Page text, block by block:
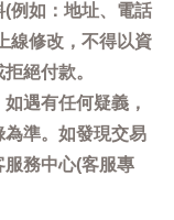
例如：地址、電話
線修改，不得以資
絕付款。
遇有任何疑義，
為準。如發現交易
務中心(客服專